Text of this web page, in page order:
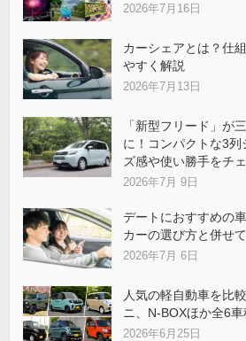
2026年7月16日
カーシェアとは？仕
やすく解説
2026年7月13日
「新型フリード」が
に！コンパクトな3列
ズ感や使い勝手をチ
2026年7月 9日
デートにおすすめの
カーの選び方と併せ
2026年7月 6日
人気の軽自動車を比
ニ、N-BOXほか全6
2026年6月25日